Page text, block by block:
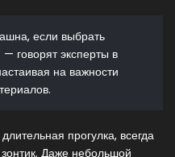
если выбрать
говорят эксперты в
на важности
прогулка, всегда
Даже небольшой